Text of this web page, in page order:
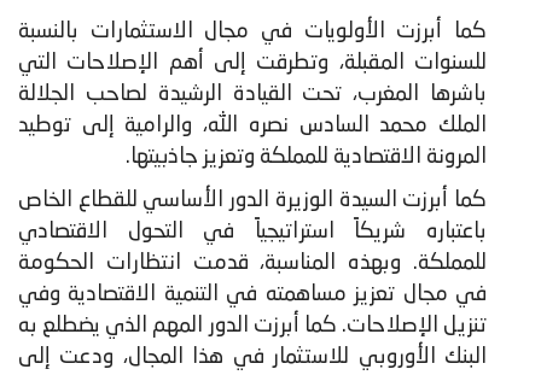
كما أبرزت الأولويات في مجال الاستثمارات بالنسبة
للسنوات المقبلة، وتطرقت إلى أهم الإصلاحات التي
باشرها المغرب، تحت القيادة الرشيدة لصاحب الجلالة
الملك محمد السادس نصره الله، والرامية إلى توطيد
المرونة الاقتصادية للمملكة وتعزيز جاذبيتها.
كما أبرزت السيدة الوزيرة الدور الأساسي للقطاع الخاص
باعتباره شريكاً استراتيجياً في التحول الاقتصادي
للمملكة. وبهذه المناسبة، قدمت انتظارات الحكومة
في مجال تعزيز مساهمته في التنمية الاقتصادية وفي
تنزيل الإصلاحات. كما أبرزت الدور المهم الذي يضطلع به
البنك الأوروبي للاستثمار في هذا المجال، ودعت إلى